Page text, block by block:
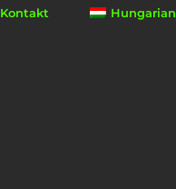
Kontakt Hungarian